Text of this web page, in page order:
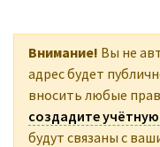
Внимание! Вы не
адрес будет
вносить любые
создадите учётную
будут связаны с